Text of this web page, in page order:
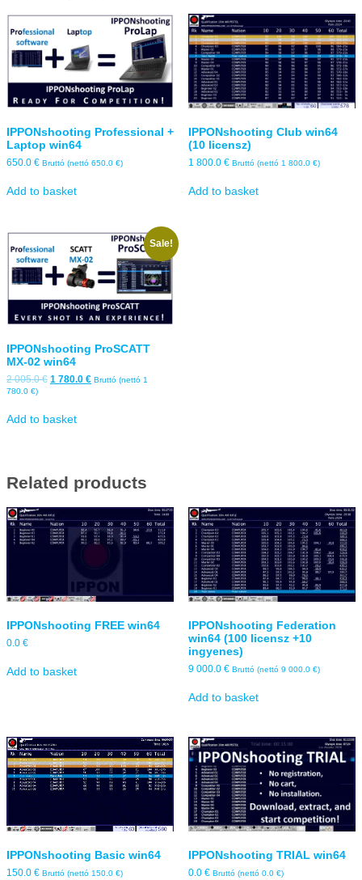
IPPONshooting Professional +
Laptop win64
650.0 € Bruttó (nettó 650.0 €)
Add to basket
IPPONshooting Club win64
(10 licensz)
1 800.0 € Bruttó (nettó 1 800.0 €)
Add to basket
Sale!
IPPONshooting ProSCATT
MX-02 win64
2 005.0€ Original
005.0 €.
1 780.0 €Current
Bruttó (nettó 1
780.0 €)
Add to basket
Related products
IPPONshooting FREE win64
0.0 €
Add to basket
IPPONshooting Federation
win64 (100 licensz +10
ingyenes)
9 000.0 € Bruttó (nettó 9 000.0 €)
Add to basket
IPPONshooting Basic win64
150.0 € Bruttó (nettó 150.0 €)
IPPONshooting TRIAL win64
0.0 € Bruttó (nettó 0.0 €)